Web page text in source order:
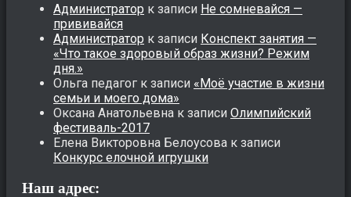
Администратор к записи Не сомневайся —
прививайся
Администратор к записи Конспект занятия —
«Что такое здоровый образ жизни? Режим
дня.»
Ольга педагог к записи «Моё участие в жизни
семьи и моего дома»
Оксана Анатольевна к записи Олимпийский
фестиваль-2017
Елена Викторовна Белоусова к записи
Конкурс елочной игрушки
Наш адрес: